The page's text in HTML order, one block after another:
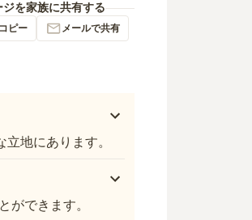
ジを家族に共有する
ピー メールで共有
地にあります。
ができます。